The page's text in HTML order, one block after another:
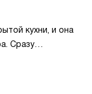
кухни, и она
Сразу
и